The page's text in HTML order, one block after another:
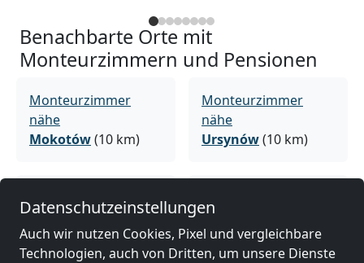
Benachbarte Orte mit
Monteurzimmern und Pensionen
Monteurzimmer
nähe
Mokotów(10 km)
Monteurzimmer
nähe
Ursynów(10 km)
Monteurzimmer
nähe
Wola(10 km)
nähe
Warschau(10 km)
Datenschutzeinstellungen
Auch wir nutzen Cookies, Pixel und vergleichbare
Technologien, auch von Dritten, um unsere Dienste